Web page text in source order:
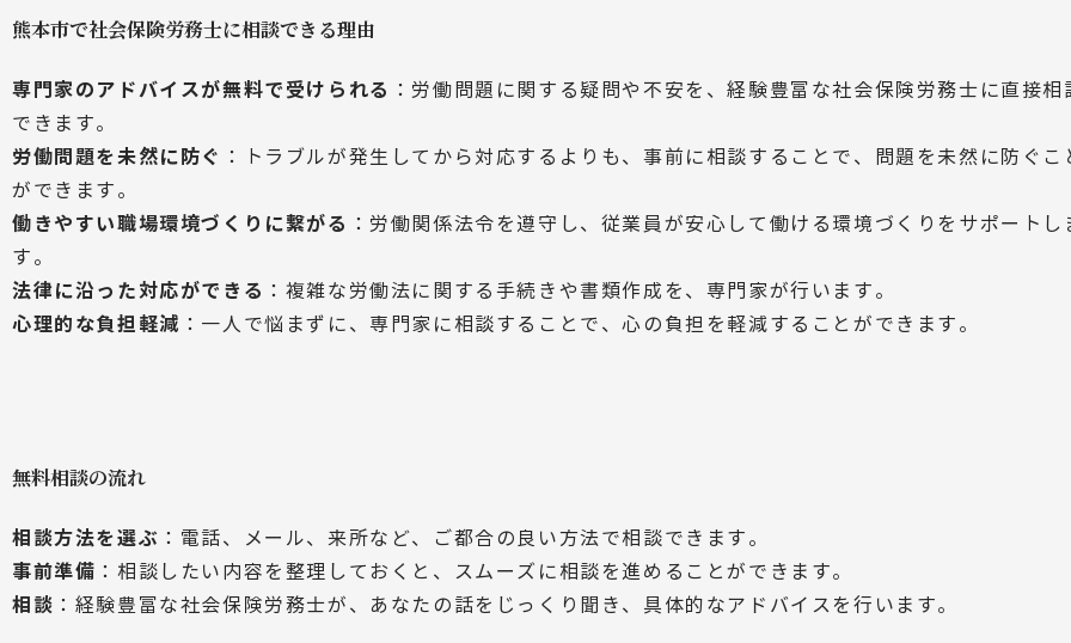
熊本市で社会保険労務士に相談できる理由
専門家のアドバイスが無料で受けられる ：労働問題に関する疑問や不安を、経験豊富な社会保険労務士に直接相
できます。
労働問題を未然に防ぐ ：トラブルが発生してから対応するよりも、事前に相談することで、問題を未然に防ぐこ
ができます。
働きやすい職場環境づくりに繋がる ：労働関係法令を遵守し、従業員が安心して働ける環境づくりをサポートし
す。
法律に沿った対応ができる ：複雑な労働法に関する手続きや書類作成を、専門家が行います。
心理的な負担軽減 ：一人で悩まずに、専門家に相談することで、心の負担を軽減することができます。
無料相談の流れ
相談方法を選ぶ ：電話、メール、来所など、ご都合の良い方法で相談できます。
事前準備 ：相談したい内容を整理しておくと、スムーズに相談を進めることができます。
相談 ：経験豊富な社会保険労務士が、あなたの話をじっくり聞き、具体的なアドバイスを行います。